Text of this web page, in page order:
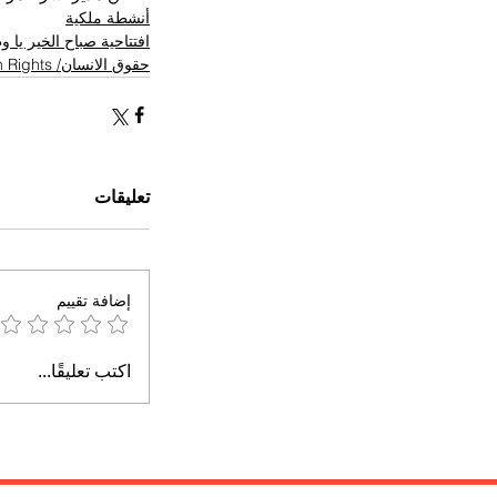
أنشطة ملكية
افتتاحية صباح الخير يا
حقوق الانسان/ Human Rights
تعليقات
إضافة تقييم
اكتب تعليقًا...